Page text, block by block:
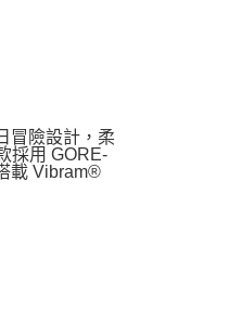
冒險設計，柔
採用 GORE-
載 Vibram®